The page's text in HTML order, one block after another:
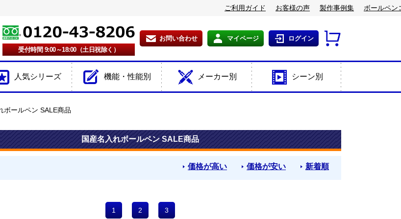
ご利用ガイド お客様の声 製作事例集 ボールペン
受付時間 9:00～18:00（土日祝除く）
お問い合わせ マイページ ログイン
人気シリーズ 機能・性能別 メーカー別 シーン別
ボールペン SALE商品
国産名入れボールペン SALE商品
価格が高い 価格が安い 新着順
1 2 3